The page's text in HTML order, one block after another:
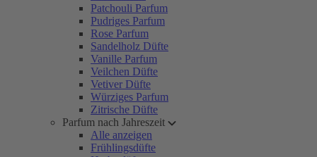
Patchouli Parfum
Pudriges Parfum
Rose Parfum
Sandelholz Düfte
Vanille Parfum
Veilchen Düfte
Vetiver Düfte
Würziges Parfum
Zitrische Düfte
Parfum nach Jahreszeit
Alle anzeigen
Frühlingsdüfte